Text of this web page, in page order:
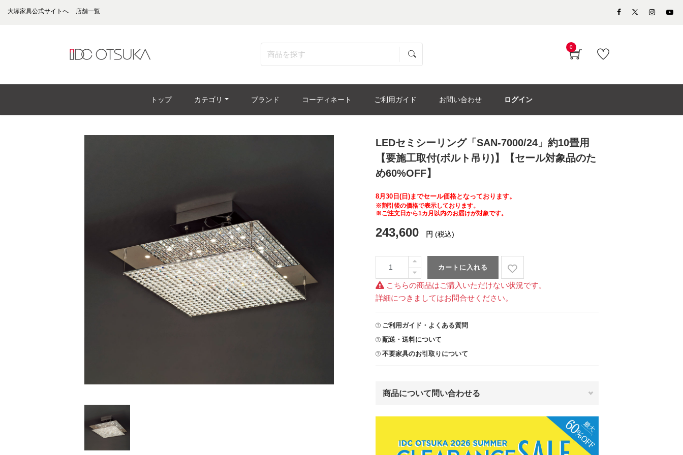
大塚家具公式サイトへ 店舗一覧
0
トップ カテゴリ ブランド コーディネート ご利用ガイド お問い合わせ ログイン
LEDセミシーリング「SAN-7000/24」約10畳用
【要施工取付(ボルト吊り)】【セール対象品のた
め60%OFF】
8月30日(日)までセール価格となっております。
※割引後の価格で表示しております。
※ご注文日から1カ月以内のお届けが対象です。
243,600 円 (税込)
カートに入れる
こちらの商品はご購入いただけない状況です。
詳細につきましてはお問合せください。
ご利用ガイド・よくある質問
配送・送料について
不要家具のお引取りについて
商品について問い合わせる